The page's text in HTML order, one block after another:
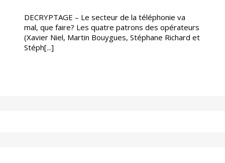
DECRYPTAGE – Le secteur de la téléphonie va
mal, que faire? Les quatre patrons des opérateurs
(Xavier Niel, Martin Bouygues, Stéphane Richard et
Stéph[...]